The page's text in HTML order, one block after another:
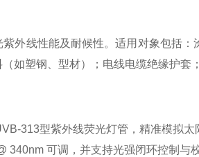
外线性能及耐候性。适用对象包括：
如塑钢、型材）；电线电缆绝缘护套
313型紫外线荧光灯管，精准模拟太
340nm 可调，并支持光强闭环控制与